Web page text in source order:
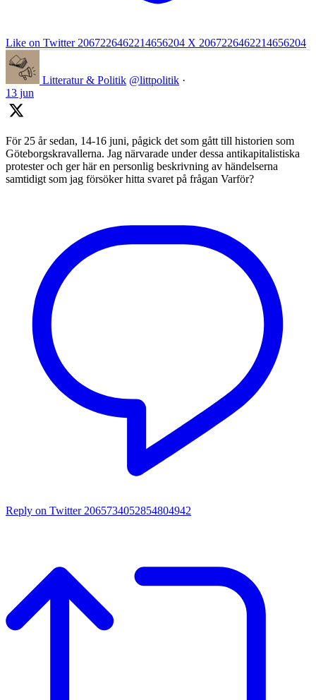
Like on Twitter 2067226462214656204 X 2067226462214656204
Litteratur & Politik @littpolitik ·
13 jun
För 25 år sedan, 14-16 juni, pågick det som gått till historien som
Göteborgskravallerna. Jag närvarade under dessa antikapitalistiska
protester och ger här en personlig beskrivning av händelserna
samtidigt som jag försöker hitta svaret på frågan Varför?
Reply on Twitter 2065734052854804942